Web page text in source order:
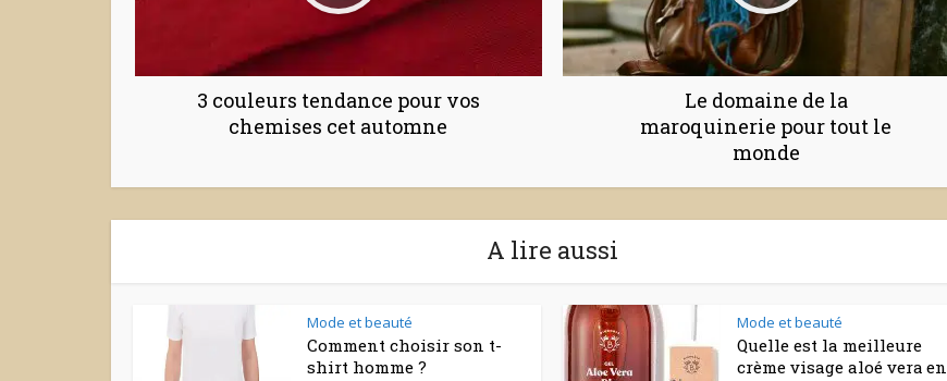
3 couleurs tendance pour vos
chemises cet automne
Le domaine de la
maroquinerie pour tout le
monde
A lire aussi
Mode et beauté
Comment choisir son t-
shirt homme ?
Mode et beauté
Quelle est la meilleure
crème visage aloé vera en